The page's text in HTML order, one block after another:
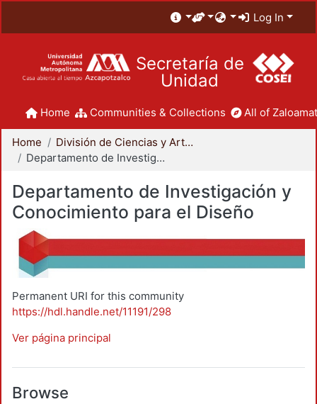
Log In
Secretaría de
Unidad
Home Communities & Collections All of
Home
División de Ciencias y Artes para el Diseño
Departamento de Investigación y Conocimiento para el Diseño
Departamento de Investigación y
Conocimiento para el Diseño
Permanent URI for this community
https://hdl.handle.net/11191/298
Ver página principal
Browse